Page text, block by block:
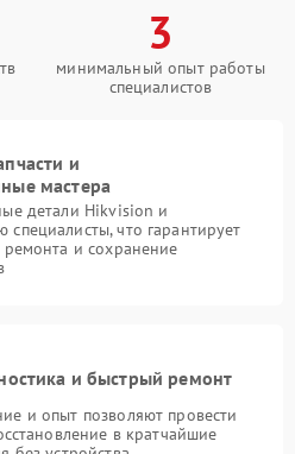
3
минимальный опыт работы
специалистов
и
мастера
детали Hikvision и
что гарантирует
и сохранение
и быстрый ремонт
и опыт позволяют провести
в кратчайшие